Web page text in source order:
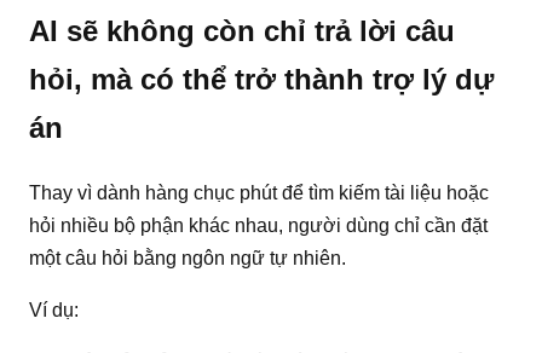
AI sẽ không còn chỉ trả lời câu
hỏi, mà có thể trở thành trợ lý dự
án
Thay vì dành hàng chục phút để tìm kiếm tài liệu hoặc
hỏi nhiều bộ phận khác nhau, người dùng chỉ cần đặt
một câu hỏi bằng ngôn ngữ tự nhiên.
Ví dụ: